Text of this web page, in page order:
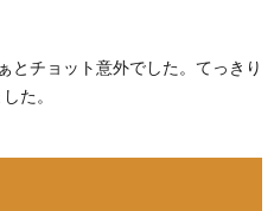
とチョット意外でした。てっきり
た。